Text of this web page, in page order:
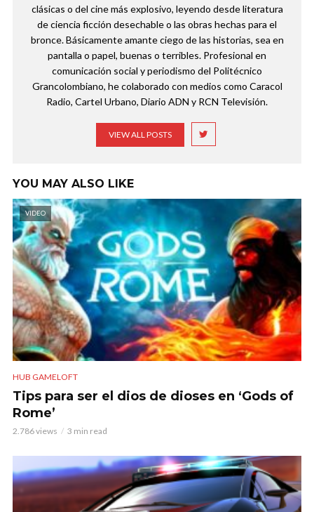
clásicas o del cine más explosivo, leyendo desde literatura
de ciencia ficción desechable o las obras hechas para el
bronce. Básicamente amante ciego de las historias, sea en
pantalla o papel, buenas o terribles. Profesional en
comunicación social y periodismo del Politécnico
Grancolombiano, he colaborado con medios como Caracol
Radio, Cartel Urbano, Diario ADN y RCN Televisión.
VIEW ALL POSTS
YOU MAY ALSO LIKE
VIDEO
HUB GAMELOFT
Tips para ser el dios de dioses en ‘Gods of
Rome’
2.786 views 3 min read